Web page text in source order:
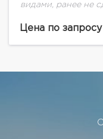
видами, ранее не
комнатой, детская
Цена по запросу